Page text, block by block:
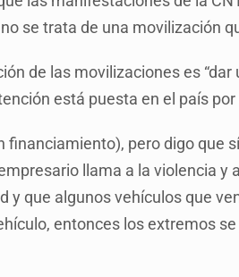
se trata de una movilización
de las movilizaciones es “dar
está puesta en el país
financiamiento), pero digo que
llama a la violencia y
y que algunos vehículos que
entonces los extremos se